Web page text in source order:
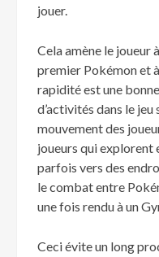
jouer.
Cela amène le joueur
premier Pokémon et
rapidité est une
d’activités dans le
mouvement des
joueurs qui explorent
parfois vers des
le combat entre
une fois rendu à un
Ceci évite un long